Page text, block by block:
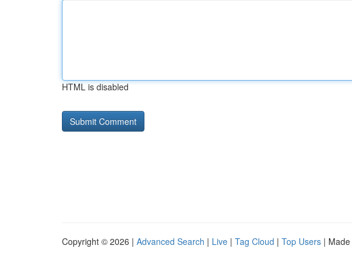
HTML is disabled
Copyright © 2026 | Advanced Search | Live | Tag Cloud | Top Users |